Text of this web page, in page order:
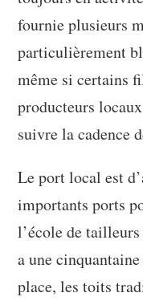
fournie plusieurs
particulièrement
même si certains
producteurs
suivre la cadence
Le port local est
importants ports
l’école de
a une
place, les toits